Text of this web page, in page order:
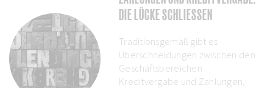
DIE LÜCKE SCHLIESSEN
Traditionsgemäß gibt es
Überschneidungen zwischen den
Geschäftsbereichen
Kreditvergabe und Zahlungen,